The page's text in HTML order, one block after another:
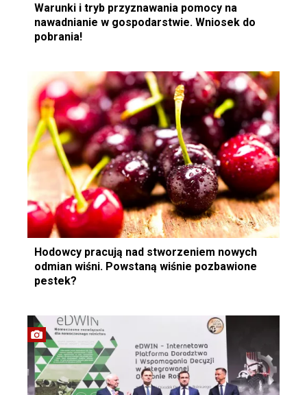
Warunki i tryb przyznawania pomocy na
nawadnianie w gospodarstwie. Wniosek do
pobrania!
Hodowcy pracują nad stworzeniem nowych
odmian wiśni. Powstaną wiśnie pozbawione
pestek?